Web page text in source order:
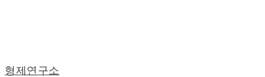
형제연구소